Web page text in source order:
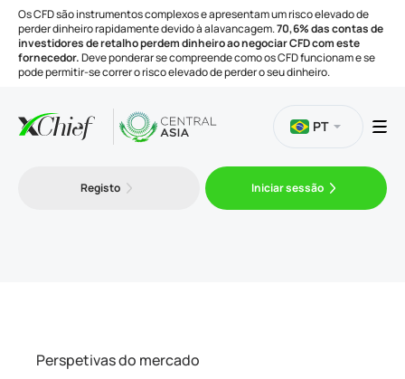
Os CFD são instrumentos complexos e apresentam um risco elevado de
perder dinheiro rapidamente devido à alavancagem.70,6% das contas de
investidores de retalho perdem dinheiro ao negociar CFD com este
fornecedor.Deve ponderar se compreende como os CFD funcionam e se
pode permitir-se correr o risco elevado de perder o seu dinheiro.
Negociação
PT
Registo Iniciar sessão
Perspetivas do mercado